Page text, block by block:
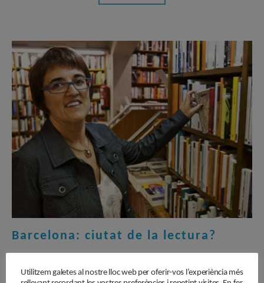
Barcelona: ciutat de la lectura?
l’Associació d’Editors en Llengua Catalana, planteja la
Utilitzem galetes al nostre lloc web per oferir-vos l’experiència més